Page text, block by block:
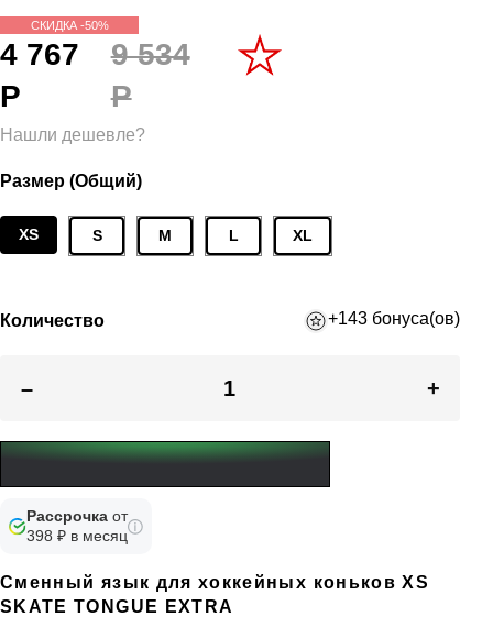
СКИДКА -50%
4 767
Р
9 534
Р
Нашли дешевле?
Размер (Общий)
XS S M L XL
Количество +143 бонуса(ов)
– +
Рассрочка от
398 ₽ в месяц
Сменный язык для хоккейных коньков XS
SKATE TONGUE EXTRA